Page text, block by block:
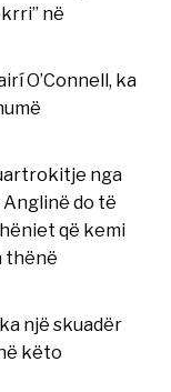
në
O’Connell, ka
nga
do të
që kemi
thënë
një skuadër
këto